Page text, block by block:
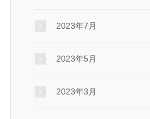
2023年7月
2023年5月
2023年3月